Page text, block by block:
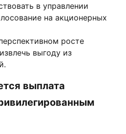
в управлении
на акционерных
росте
выгоду из
выплата